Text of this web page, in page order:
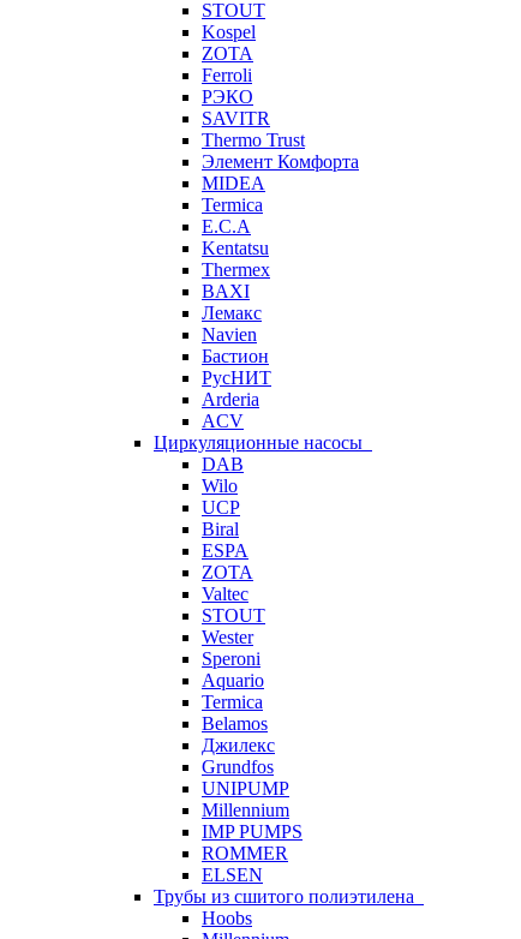
STOUT
Kospel
ZOTA
Ferroli
РЭКО
SAVITR
Thermo Trust
Элемент Комфорта
MIDEA
Termica
E.C.A
Kentatsu
Thermex
BAXI
Лемакс
Navien
Бастион
РусНИТ
Arderia
ACV
Циркуляционные насосы
DAB
Wilo
UCP
Biral
ESPA
ZOTA
Valtec
STOUT
Wester
Speroni
Aquario
Termica
Belamos
Джилекс
Grundfos
UNIPUMP
Millennium
IMP PUMPS
ROMMER
ELSEN
Трубы из сшитого полиэтилена
Hoobs